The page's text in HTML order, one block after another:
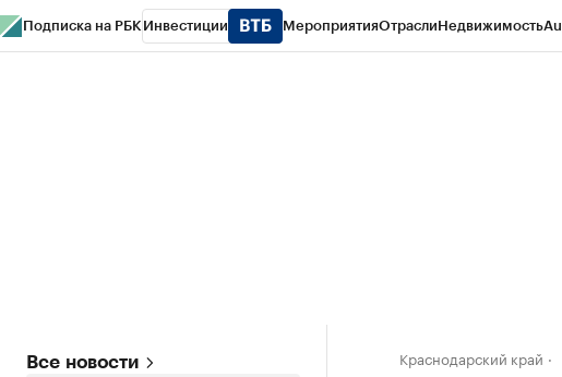
Подписка на РБК Инвестиции МероприятияОтраслиНедвижимость
Все новости Краснодарский край